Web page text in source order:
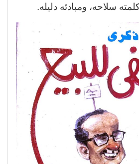
سلاحه، ومبادئه دليله.